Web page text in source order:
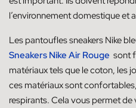
l’environnement domestique et
Les pantoufles sneakers Nike
Sneakers Nike Air Rouge sont
matériaux tels que le coton, les
ces matériaux sont
respirants. Cela vous permet